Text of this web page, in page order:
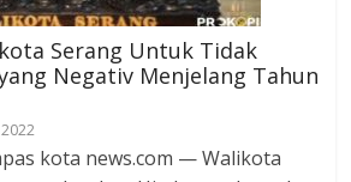
Serang Untuk Tidak
Negativ Menjelang Tahun
kota news.com — Walikota